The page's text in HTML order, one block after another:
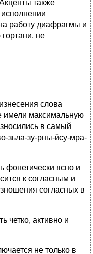
также
работу диафрагмы и
не
слова
имели максимальную
в самый
зьла-зу-рны-йсу-мра-
фонетически ясно и
к согласным и
согласных в
четко, активно и
не только в